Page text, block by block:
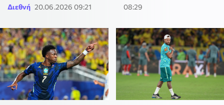
Διεθνή 20.06.2026 09:21
08:29